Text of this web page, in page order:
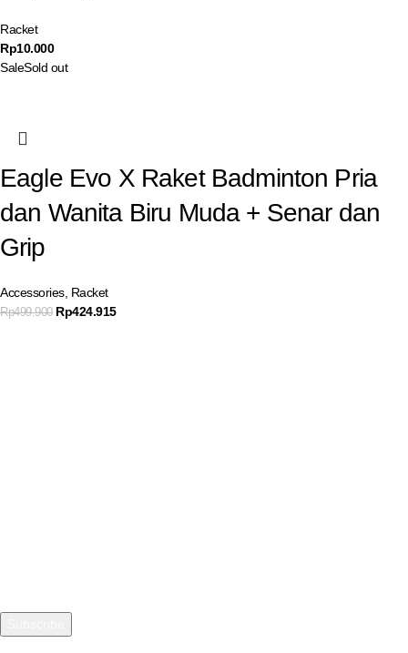
Racket
Rp10.000
SaleSold out
Eagle Evo X Raket Badminton Pria
dan Wanita Biru Muda + Senar dan
Grip
Accessories, Racket
Rp499.900 Rp424.915